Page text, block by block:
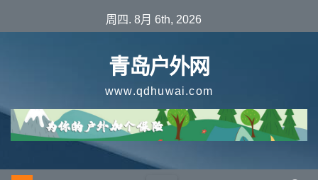
至
周四. 8月 6th, 2026
青岛户外网
www.qdhuwai.com